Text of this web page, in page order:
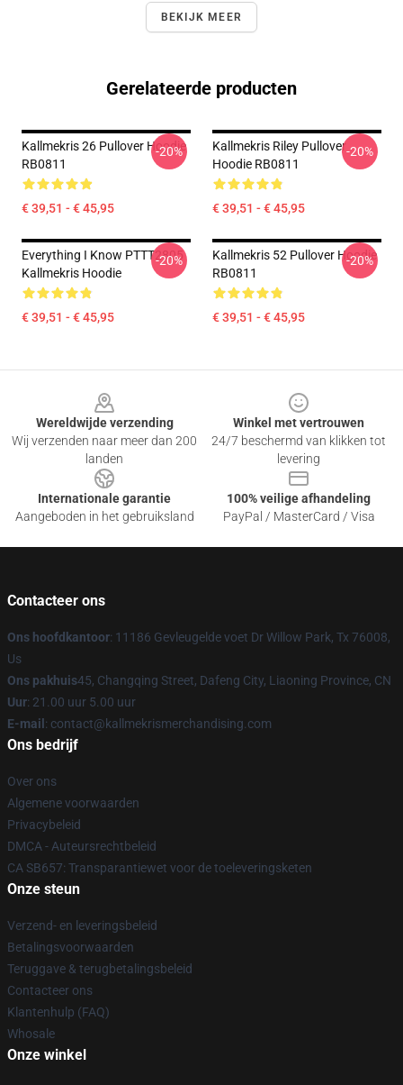
BEKIJK MEER
Gerelateerde producten
Kallmekris 26 Pullover Hoodie
RB0811
€ 39,51 - € 45,95
-20%
Kallmekris Riley Pullover
Hoodie RB0811
€ 39,51 - € 45,95
-20%
Everything I Know PTTT2805
Kallmekris Hoodie
€ 39,51 - € 45,95
-20%
Kallmekris 52 Pullover Hoodie
RB0811
€ 39,51 - € 45,95
-20%
Wereldwijde verzending
Wij verzenden naar meer dan 200
landen
Winkel met vertrouwen
24/7 beschermd van klikken tot
levering
Internationale garantie
Aangeboden in het gebruiksland
100% veilige afhandeling
PayPal / MasterCard / Visa
Contacteer ons
Ons hoofdkantoor: 11186 Gevleugelde voet Dr Willow Park, Tx 76008,
Us
Ons pakhuis45, Changqing Street, Dafeng City, Liaoning Province, CN
Uur: 21.00 uur 5.00 uur
E-mail : contact@kallmekrismerchandising.com
Ons bedrijf
Over ons
Algemene voorwaarden
Privacybeleid
DMCA - Auteursrechtbeleid
CA SB657: Transparantiewet voor de toeleveringsketen
Onze steun
Verzend- en leveringsbeleid
Betalingsvoorwaarden
Teruggave & terugbetalingsbeleid
Contacteer ons
Klantenhulp (FAQ)
Whosale
Onze winkel